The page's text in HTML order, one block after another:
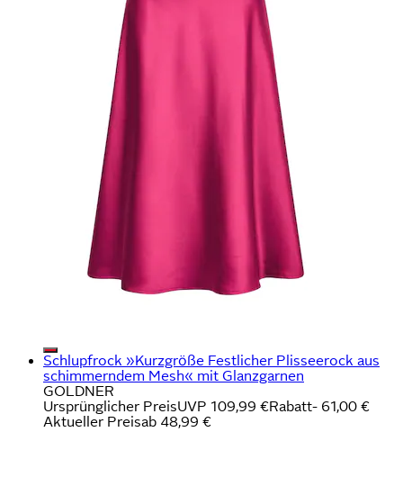
Schlupfrock »Kurzgröße Festlicher Plisseerock aus
schimmerndem Mesh« mit Glanzgarnen
GOLDNER
Ursprünglicher PreisUVP 109,99 €Rabatt- 61,00 €
Aktueller Preisab 48,99 €